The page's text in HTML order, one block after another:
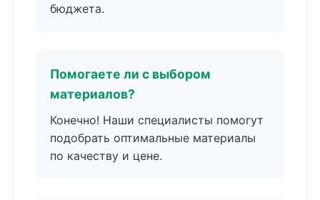
бюджета.
Помогаете ли с выбором
материалов?
Конечно! Наши специалисты помогут
подобрать оптимальные материалы
по качеству и цене.